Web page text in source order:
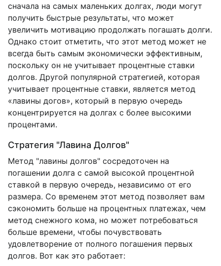
сначала на самых маленьких долгах, люди могут
получить быстрые результаты, что может
увеличить мотивацию продолжать погашать долги.
Однако стоит отметить, что этот метод может не
всегда быть самым экономически эффективным,
поскольку он не учитывает процентные ставки
долгов. Другой популярной стратегией, которая
учитывает процентные ставки, является метод
«лавины догов», который в первую очередь
концентрируется на долгах с более высокими
процентами.
Стратегия "Лавина Долгов"
Метод "лавины долгов" сосредоточен на
погашении долга с самой высокой процентной
ставкой в первую очередь, независимо от его
размера. Со временем этот метод позволяет вам
сэкономить больше на процентных платежах, чем
метод снежного кома, но может потребоваться
больше времени, чтобы почувствовать
удовлетворение от полного погашения первых
долгов. Вот как это работает: